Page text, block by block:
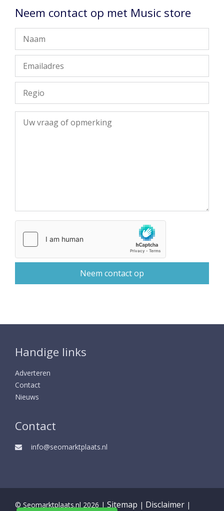
Neem contact op met Music store
Handige links
Adverteren
Contact
Nieuws
Contact
info@seomarktplaats.nl
© Seomarktplaats.nl 2026 | Sitemap | Disclaimer |